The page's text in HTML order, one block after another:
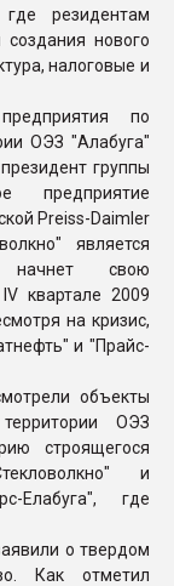
резидентам
нового
налоговые и
по
ОЭЗ "Алабуга"
группы
предприятие
Preiss-Daimler
является
свою
квартале 2009
на кризис,
и "Прайс-
объекты
ОЭЗ
строящегося
и
Елабуга", где
о твердом
Как отметил